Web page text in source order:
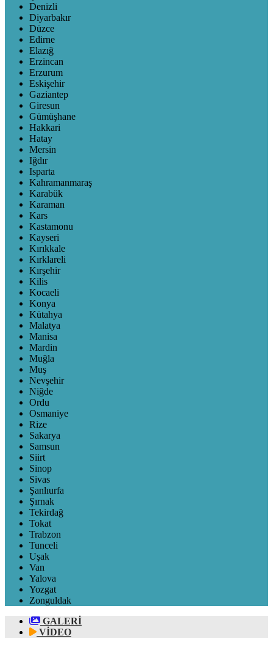
Denizli
Diyarbakır
Düzce
Edirne
Elazığ
Erzincan
Erzurum
Eskişehir
Gaziantep
Giresun
Gümüşhane
Hakkari
Hatay
Mersin
Iğdır
Isparta
Kahramanmaraş
Karabük
Karaman
Kars
Kastamonu
Kayseri
Kırıkkale
Kırklareli
Kırşehir
Kilis
Kocaeli
Konya
Kütahya
Malatya
Manisa
Mardin
Muğla
Muş
Nevşehir
Niğde
Ordu
Osmaniye
Rize
Sakarya
Samsun
Siirt
Sinop
Sivas
Şanlıurfa
Şırnak
Tekirdağ
Tokat
Trabzon
Tunceli
Uşak
Van
Yalova
Yozgat
Zonguldak
GALERİ
VİDEO